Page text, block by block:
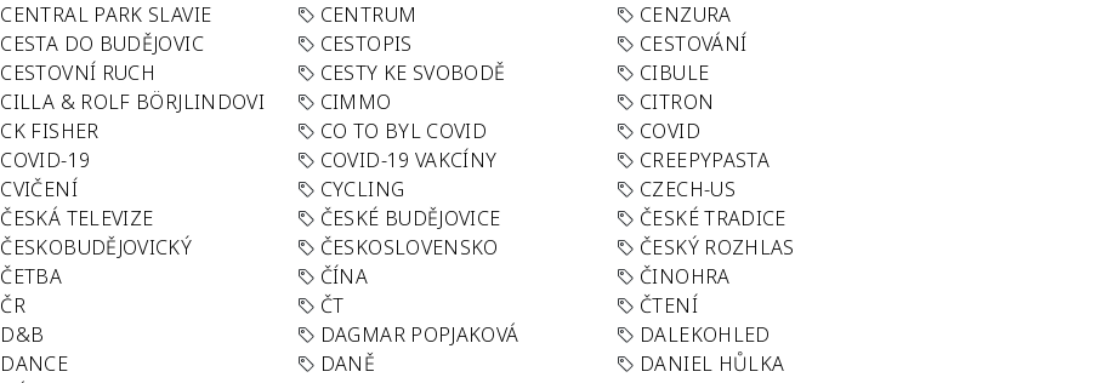
CENTRAL PARK SLAVIE CENTRUM
CENZURA
CESTA DO BUDĚJOVIC CESTOPIS
CESTOVÁNÍ
CESTOVNÍ RUCH CESTY KE SVOBODĚ
CIBULE
CILLA & ROLF BÖRJLINDOVI CIMMO
CITRON
CK FISHER CO TO BYL COVID
COVID
COVID-19 COVID-19 VAKCÍNY
CREEPYPASTA
CVIČENÍ CYCLING
CZECH-US
ČESKÁ TELEVIZE ČESKÉ BUDĚJOVICE
ČESKÉ TRADICE
ČESKOBUDĚJOVICKÝ ČESKOSLOVENSKO
ČESKÝ ROZHLAS
ČETBA ČÍNA
ČINOHRA
ČR ČT
ČTENÍ
D&B DAGMAR POPJAKOVÁ
DALEKOHLED
DANCE DANĚ
DANIEL HŮLKA